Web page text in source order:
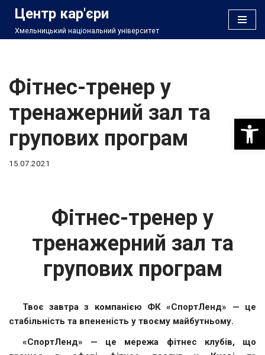
Перейти
Центр кар'єри
Хмельницький національний університет
Фітнес-тренер у
тренажерний зал та
групових програм
15.07.2021
Фітнес-тренер у
тренажерний зал та
групових програм
Твоє завтра з компанією ФК «СпортЛенд» — це
стабільність та впененість у твоєму майбутньому.
«СпортЛенд» — це мережа фітнес клубів, що